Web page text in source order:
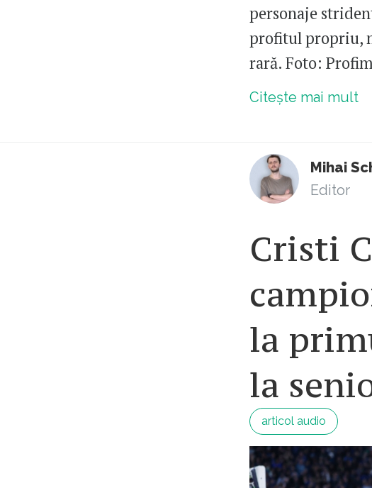
personaje
profitul propriu,
rară. Foto:
Citește mai mult
Mihai
Editor
Cristi
la
la
articol audio